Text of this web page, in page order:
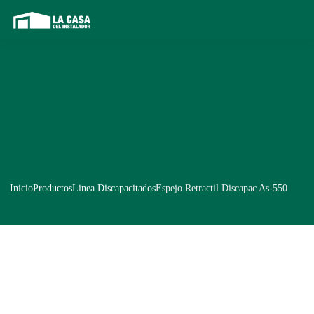
InicioProductosLinea DiscapacitadosEspejo Retractil Discapac As-550